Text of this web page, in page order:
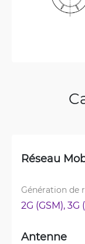
Réseau
Génération de
2G (GSM), 3G
Antenne